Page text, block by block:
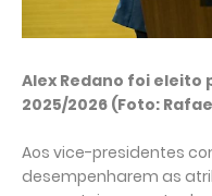
Alex Redano foi
2025/2026 (Foto:
Aos vice-presidentes
desempenharem as